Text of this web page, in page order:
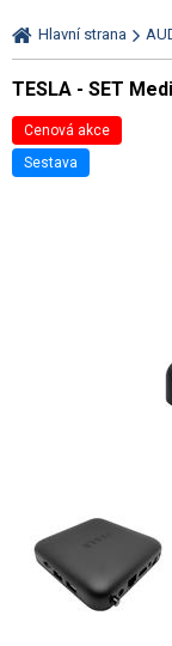
Hlavní strana
TESLA - SET
Cenová akce
sestava